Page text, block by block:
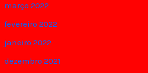
março 2022
fevereiro 2022
janeiro 2022
dezembro 2021